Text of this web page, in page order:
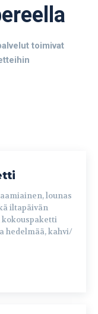
toimivat
lounas
iltapäivän
kokouspaketti
hedelmää, kahvi/